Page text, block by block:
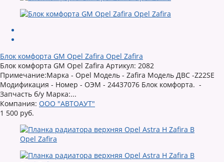
Блок комфорта GM Opel Zafira Opel Zafira
Блок комфорта GM Opel Zafira Артикул: 2082
Примечание:Марка - Opel Модель - Zafira Mодeль ДВC -Z22SE
Модификация - Номер - ОЭМ - 24437076 Блок комфорта. -
Запчасть б/у Марка:...
Компания: ООО "АВТОАУТ"
1 500 руб.